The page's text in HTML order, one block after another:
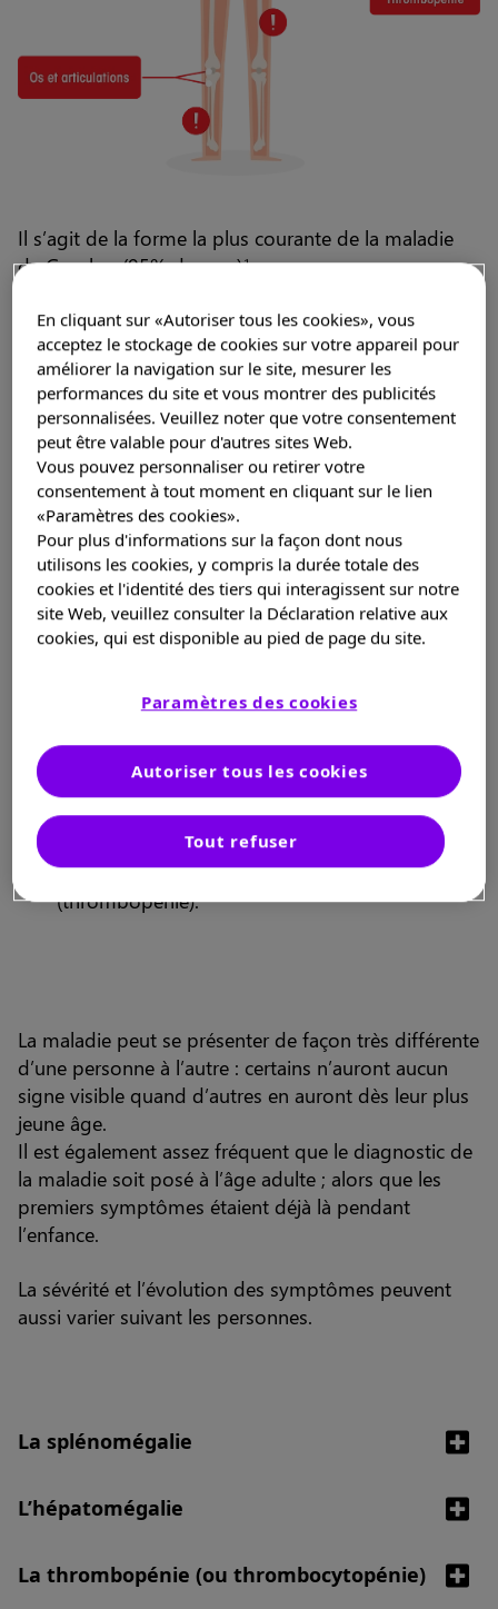
Il s’agit de la forme la plus courante de la maladie
de Gaucher (95% des cas)1.
Ce type est également appelé maladie de Gaucher «
non neuropathique » ou « non neurologique » car le
système nerveux n’est généralement pas affecté.
Les principaux symptômes sont :
un ventre gonflé dû à l’augmentation du
volume de la rate (splénomégalie) et/ou du foie
(hépatomégalie) ;
une atteinte osseuse (engendrant des crises de
douleur très fortes et/ou des douleurs moins
fortes mais persistantes) qui peut être
de globules rouges (anémie) ;
des saignements de nez, des gencives, ou
l’apparition fréquente de bleus due à un
nombre insuffisant deplaquettesdans le sang
(thrombopénie).
La maladie peut se présenter de façon très différente
d’une personne à l’autre : certains n’auront aucun
signe visible quand d’autres en auront dès leur plus
jeune âge.
Il est également assez fréquent que le diagnostic de
la maladie soit posé à l’âge adulte ; alors que les
premiers symptômes étaient déjà là pendant
l’enfance.
La sévérité et l’évolution des symptômes peuvent
aussi varier suivant les personnes.
La splénomégalie
L’hépatomégalie
La thrombopénie (ou thrombocytopénie)
En cliquant sur «Autoriser tous les cookies», vous
acceptez le stockage de cookies sur votre appareil pour
améliorer la navigation sur le site, mesurer les
performances du site et vous montrer des publicités
personnalisées. Veuillez noter que votre consentement
peut être valable pour d'autres sites Web.
Vous pouvez personnaliser ou retirer votre
consentement à tout moment en cliquant sur le lien
«Paramètres des cookies».
Pour plus d'informations sur la façon dont nous
utilisons les cookies, y compris la durée totale des
cookies et l'identité des tiers qui interagissent sur notre
site Web, veuillez consulter la Déclaration relative aux
cookies, qui est disponible au pied de page du site.
Paramètres des cookies
Tout refuser
Autoriser tous les cookies